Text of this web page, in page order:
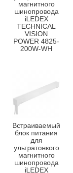
магнитного
шинопровода
iLEDEX
TECHNICAL
VISION
POWER 4825-
200W-WH
Встраиваемый
блок питания
для
ультратонкого
магнитного
шинопровода
iLEDEX